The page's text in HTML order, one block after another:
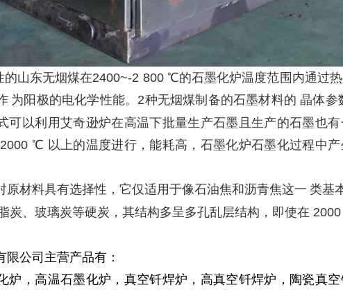
的山东无烟煤在2400~-2 800 ℃的石墨化炉温度范围内通过
为阳极的电化学性能。 2种无烟煤制备的石墨材料的 晶体
可以利用艾奇逊炉在高温下批量生产石墨且生产的石墨也
℃ 以上的温度进行，能耗高，石墨化炉石墨化过程中
原材料具有选择性，它仅适用于像石油焦和沥青焦这一 类基
炭、玻璃炭等硬炭，其结构多呈多孔乱层结构，即使在
公司主营产品有：
炉，高温石墨化炉，真空钎焊炉，高真空钎焊炉，陶瓷真